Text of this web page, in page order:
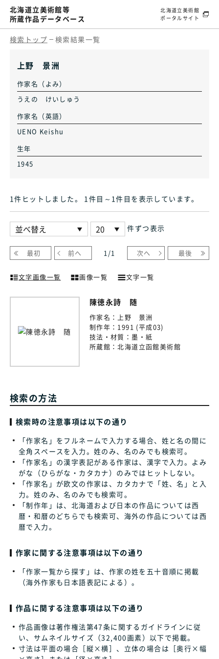
北海道立美術館等
所蔵作品データベース
北海道立美術館
ポータルサイト
検索トップ 検索結果一覧
上野 景洲
作家名（よみ）
うえの けいしゅう
作家名（英語）
UENO Keishu
生年
1945
1件ヒット しました。 1件目～1件目 を表示しています。
件ずつ表示
最初 前へ 1 /1 次へ 最後
文字画像一覧 画像一覧 文字一覧
陳徳永詩 随
作家名： 上野 景洲
制作年： 1991 (平成03)
技法・材質： 墨・紙
所蔵館：北海道立函館美術館
検索の方法
検索時の注意事項は以下の通り
「作家名」をフルネームで入力する場合、姓と名の間に
全角スペースを入力。姓のみ、名のみでも検索可。
「作家名」の漢字表記がある作家は、漢字で入力。よみ
がな（ひらがな・カタカナ）のみではヒットしない。
「作家名」が欧文の作家は、カタカナで「姓、名」と入
力。姓のみ、名のみでも検索可。
「制作年」は、北海道および日本の作品については西
暦・和暦のどちらでも検索可、海外の作品については西
暦で入力。
作家に関する注意事項は以下の通り
「作家一覧から探す」は、作家の姓を五十音順に掲載
（海外作家も日本語表記による）。
作品に関する注意事項は以下の通り
作品画像は著作権法第47条に関するガイドラインに従
い、サムネイルサイズ（32,400画素）以下で掲載。
寸法は平面の場合［縦×横］、立体の場合は［奥行×幅